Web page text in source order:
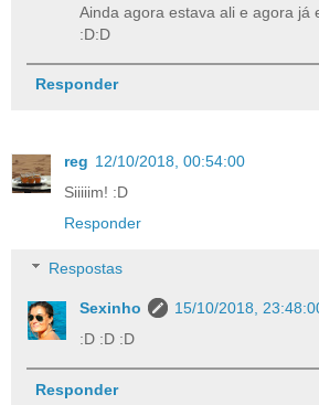
Ainda agora estava ali e agora já
:D:D
Responder
reg 12/10/2018, 00:54:00
Siiiiim! :D
Responder
Respostas
Sexinho
15/10/2018,
:D :D :D
Responder